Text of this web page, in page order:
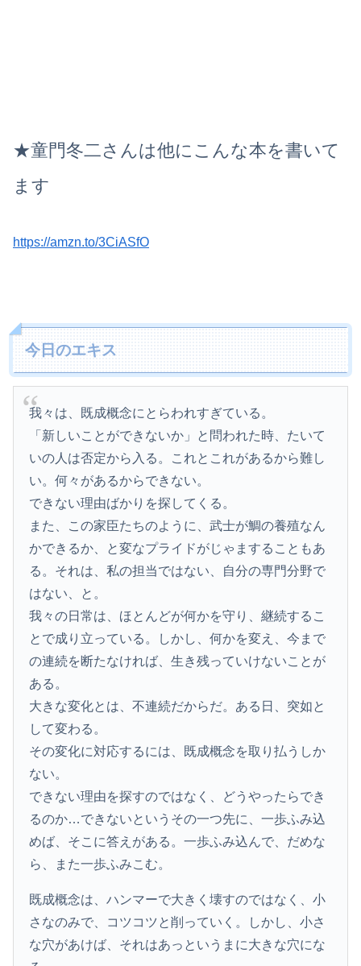
★童門冬二さんは他にこんな本を書いて
ます
https://amzn.to/3CiASfO
今日のエキス
我々は、既成概念にとらわれすぎている。
「新しいことができないか」と問われた時、たいて
いの人は否定から入る。これとこれがあるから難し
い。何々があるからできない。
できない理由ばかりを探してくる。
また、この家臣たちのように、武士が鯛の養殖なん
かできるか、と変なプライドがじゃますることもあ
る。それは、私の担当ではない、自分の専門分野で
はない、と。
我々の日常は、ほとんどが何かを守り、継続するこ
とで成り立っている。しかし、何かを変え、今まで
の連続を断たなければ、生き残っていけないことが
ある。
大きな変化とは、不連続だからだ。ある日、突如と
して変わる。
その変化に対応するには、既成概念を取り払うしか
ない。
できない理由を探すのではなく、どうやったらでき
るのか…できないというその一つ先に、一歩ふみ込
めば、そこに答えがある。一歩ふみ込んで、だめな
ら、また一歩ふみこむ。
既成概念は、ハンマーで大きく壊すのではなく、小
さなのみで、コツコツと削っていく。しかし、小さ
な穴があけば、それはあっというまに大きな穴にな